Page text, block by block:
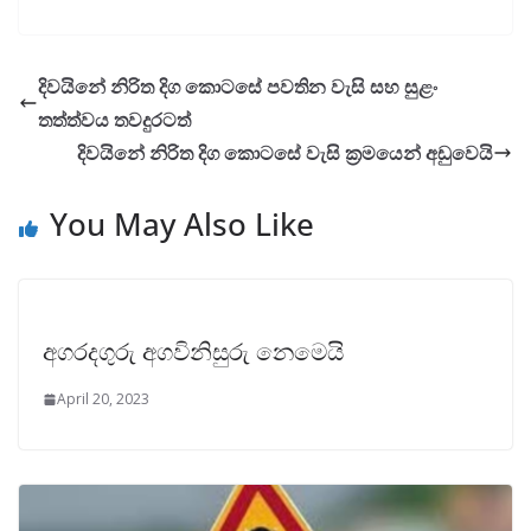
දිවයිනේ නිරිත දිග කොටසේ පවතින වැසි සහ සුළං
තත්ත්වය තවදුරටත්
දිවයිනේ නිරිත දිග කොටසේ වැසි ක්‍රමයෙන් අඩුවෙයි
You May Also Like
අගරදගුරු අගවිනිසුරු නෙමෙයි
April 20, 2023